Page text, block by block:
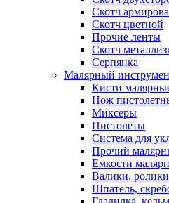
Скотч
Скотч цветной
Прочие ленты
Скотч
Серпянка
Малярный
Кисти
Нож
Миксеры
Пистолеты
Система для
Прочий
Емкости
Валики,
Шпатель,